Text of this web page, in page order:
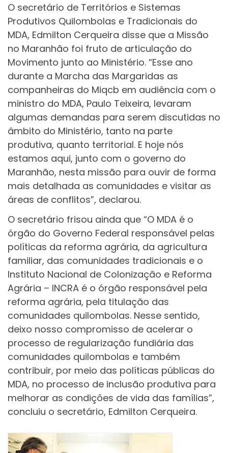
O secretário de Territórios e Sistemas
Produtivos Quilombolas e Tradicionais do
MDA, Edmilton Cerqueira disse que a Missão
no Maranhão foi fruto de articulação do
Movimento junto ao Ministério. “Esse ano
durante a Marcha das Margaridas as
companheiras do Miqcb em audiência com o
ministro do MDA, Paulo Teixeira, levaram
algumas demandas para serem discutidas no
âmbito do Ministério, tanto na parte
produtiva, quanto territorial. E hoje nós
estamos aqui, junto com o governo do
Maranhão, nesta missão para ouvir de forma
mais detalhada as comunidades e visitar as
áreas de conflitos”, declarou.
O secretário frisou ainda que “O MDA é o
órgão do Governo Federal responsável pelas
políticas da reforma agrária, da agricultura
familiar, das comunidades tradicionais e o
Instituto Nacional de Colonização e Reforma
Agrária – INCRA é o órgão responsável pela
reforma agrária, pela titulação das
comunidades quilombolas. Nesse sentido,
deixo nosso compromisso de acelerar o
processo de regularização fundiária das
comunidades quilombolas e também
contribuir, por meio das políticas públicas do
MDA, no processo de inclusão produtiva para
melhorar as condições de vida das famílias”,
concluiu o secretário, Edmilton Cerqueira.